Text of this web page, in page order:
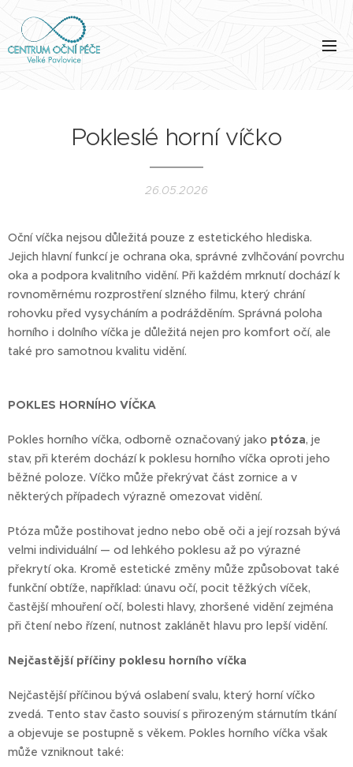
Pokleslé horní víčko
26.05.2026
Oční víčka nejsou důležitá pouze z estetického hlediska.
Jejich hlavní funkcí je ochrana oka, správné zvlhčování povrchu
oka a podpora kvalitního vidění. Při každém mrknutí dochází k
rovnoměrnému rozprostření slzného filmu, který chrání
rohovku před vysycháním a podrážděním. Správná poloha
horního i dolního víčka je důležitá nejen pro komfort očí, ale
také pro samotnou kvalitu vidění.
POKLES HORNÍHO VÍČKA
Pokles horního víčka, odborně označovaný jako ptóza, je
stav, při kterém dochází k poklesu horního víčka oproti jeho
běžné poloze. Víčko může překrývat část zornice a v
některých případech výrazně omezovat vidění.
Ptóza může postihovat jedno nebo obě oči a její rozsah bývá
velmi individuální — od lehkého poklesu až po výrazné
překrytí oka. Kromě estetické změny může způsobovat také
funkční obtíže, například: únavu očí, pocit těžkých víček,
častější mhouření očí, bolesti hlavy, zhoršené vidění zejména
při čtení nebo řízení, nutnost zaklánět hlavu pro lepší vidění.
Nejčastější příčiny poklesu horního víčka
Nejčastější příčinou bývá oslabení svalu, který horní víčko
zvedá. Tento stav často souvisí s přirozeným stárnutím tkání
a objevuje se postupně s věkem. Pokles horního víčka však
může vzniknout také: